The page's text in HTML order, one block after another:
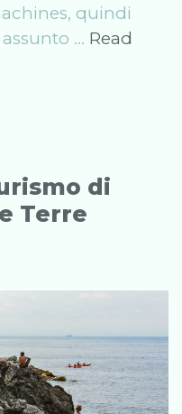
quindi
… Read
di
Terre